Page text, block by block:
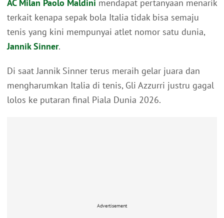
AC Milan Paolo Maldini mendapat pertanyaan menarik
terkait kenapa sepak bola Italia tidak bisa semaju
tenis yang kini mempunyai atlet nomor satu dunia,
Jannik Sinner.
Di saat Jannik Sinner terus meraih gelar juara dan
mengharumkan Italia di tenis, Gli Azzurri justru gagal
lolos ke putaran final Piala Dunia 2026.
Advertisement